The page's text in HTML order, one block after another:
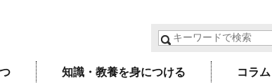
知識・教養を身につける コラ